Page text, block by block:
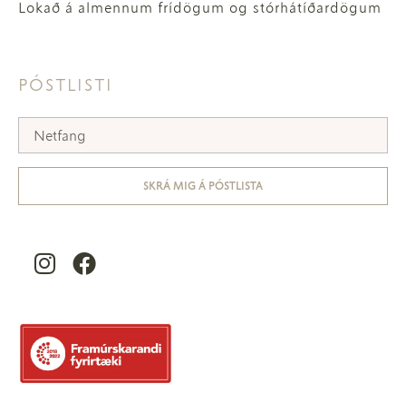
Lokað á almennum frídögum og stórhátíðardögum
PÓSTLISTI
SKRÁ MIG Á PÓSTLISTA